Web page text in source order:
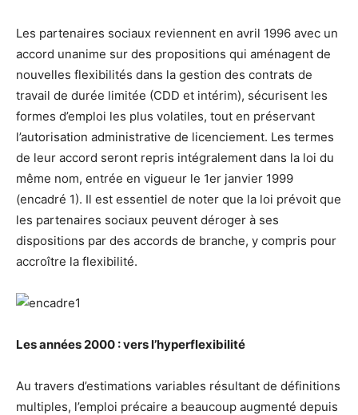
Les partenaires sociaux reviennent en avril 1996 avec un
accord unanime sur des propositions qui aménagent de
nouvelles flexibilités dans la gestion des contrats de
travail de durée limitée (CDD et intérim), sécurisent les
formes d’emploi les plus volatiles, tout en préservant
l’autorisation administrative de licenciement. Les termes
de leur accord seront repris intégralement dans la loi du
même nom, entrée en vigueur le 1er janvier 1999
(encadré 1). Il est essentiel de noter que la loi prévoit que
les partenaires sociaux peuvent déroger à ses
dispositions par des accords de branche, y compris pour
accroître la flexibilité.
Les années 2000 : vers l’hyperflexibilité
Au travers d’estimations variables résultant de définitions
multiples, l’emploi précaire a beaucoup augmenté depuis